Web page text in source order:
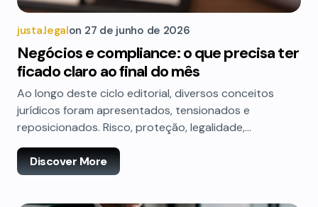
justa.legalon 27 de junho de 2026
Negócios e compliance: o que precisa ter
ficado claro ao final do mês
Ao longo deste ciclo editorial, diversos conceitos
jurídicos foram apresentados, tensionados e
reposicionados. Risco, proteção, legalidade,…
Discover More